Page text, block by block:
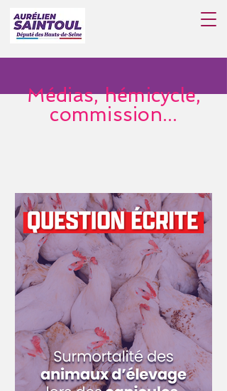
Médias, hémicycle,
commission...